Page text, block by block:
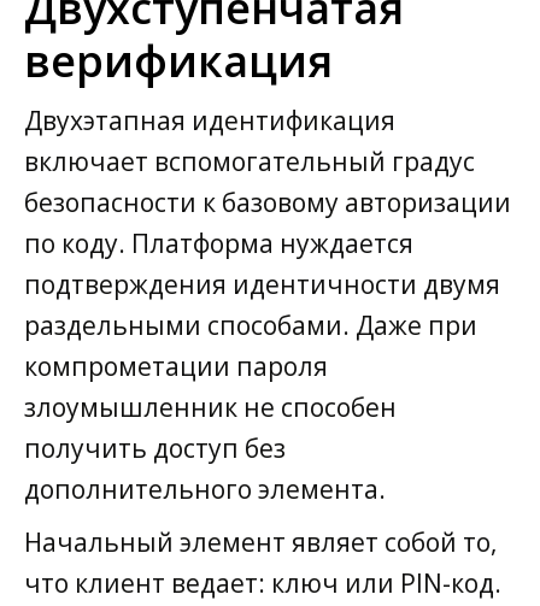
верификация
Двухэтапная идентификация
включает вспомогательный градус
безопасности к базовому авторизации
по коду. Платформа нуждается
подтверждения идентичности двумя
раздельными способами. Даже при
компрометации пароля
злоумышленник не способен
получить доступ без
дополнительного элемента.
Начальный элемент являет собой то,
что клиент ведает: ключ или PIN-код.